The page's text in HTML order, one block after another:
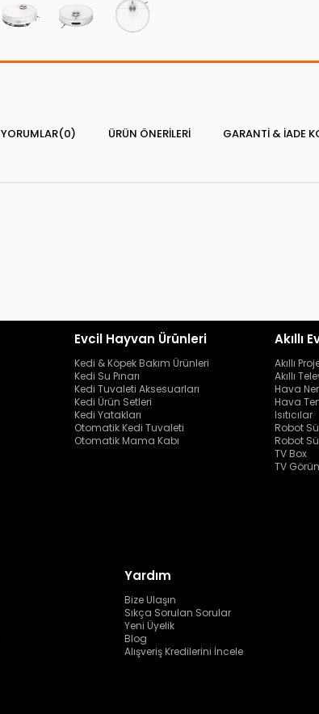
YORUMLAR(0) ÜRÜN ÖNERILERI GARANTI & İADE
Evcil Hayvan Ürünleri
Kedi & Köpek Bakım Ürünleri
Kedi Su Pınarı
Kedi Tuvaleti Aksesuarları
Kedi Ürün Setleri
Kedi Yatakları
Otomatik Kedi Tuvaleti
Otomatik Mama Kabı
Akıllı
Akıllı
Akıllı
Hava
Hava
Isıtıcılar
Robot
Robot
TV Box
TV
Yardım
Bize Ulaşın
Sıkça Sorulan Sorular
Yeni Üyelik
Blog
Alışveriş Kredilerini İncele